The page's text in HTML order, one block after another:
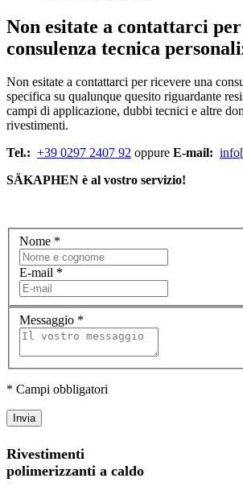
Non esitate a contattarci
consulenza tecnica
Non esitate a contattarci per ricevere una
specifica su qualunque quesito riguardante
campi di applicazione, dubbi tecnici e altre
rivestimenti.
Tel.: +39 0297 2407 92 oppure E-mail:
SÄKAPHEN è al vostro servizio!
Nome *
E-mail *
Messaggio *
* Campi obbligatori
Invia
Rivestimenti
polimerizzanti a caldo